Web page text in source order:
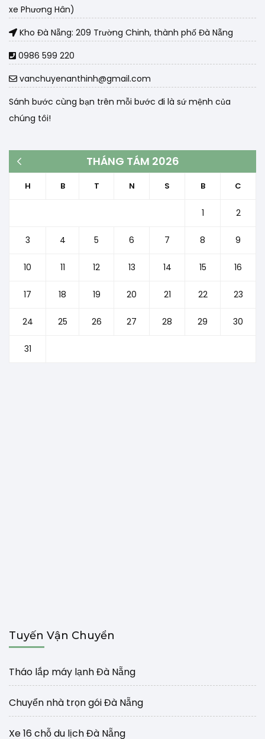
xe Phương Hân)
Kho Đà Nẵng: 209 Trường Chinh, thành phố Đà Nẵng
0986 599 220
vanchuyenanthinh@gmail.com
Sánh bước cùng bạn trên mỗi bước đi là sứ mệnh của
chúng tôi!
THÁNG TÁM 2026
H B T N S B C
1 2
3 4 5 6 7 8 9
10 11 12 13 14 15 16
17 18 19 20 21 22 23
24 25 26 27 28 29 30
31
Tuyến Vận Chuyển
Tháo lắp máy lạnh Đà Nẵng
Chuyển nhà trọn gói Đà Nẵng
Xe 16 chỗ du lịch Đà Nẵng